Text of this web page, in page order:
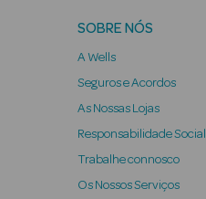
SOBRE NÓS
A Wells
Seguros e Acordos
As Nossas Lojas
Responsabilidade Social
Trabalhe connosco
Os Nossos Serviços